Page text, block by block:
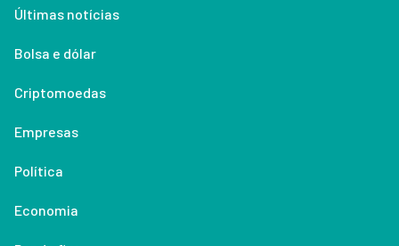
Últimas notícias
Bolsa e dólar
Criptomoedas
Empresas
Política
Economia